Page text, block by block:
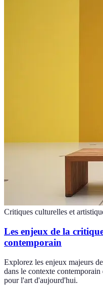
Critiques culturelles et
Les enjeux de la
contemporain
Explorez les enjeux majeurs
dans le contexte
pour l'art d'aujourd'hui.